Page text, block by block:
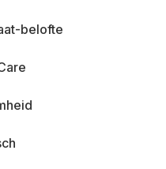
belofte